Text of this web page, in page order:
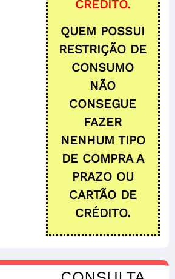
CRÉDITO.
QUEM POSSUI
RESTRIÇÃO DE
CONSUMO
NÃO
CONSEGUE
FAZER
NENHUM TIPO
DE COMPRA A
PRAZO OU
CARTÃO DE
CRÉDITO.